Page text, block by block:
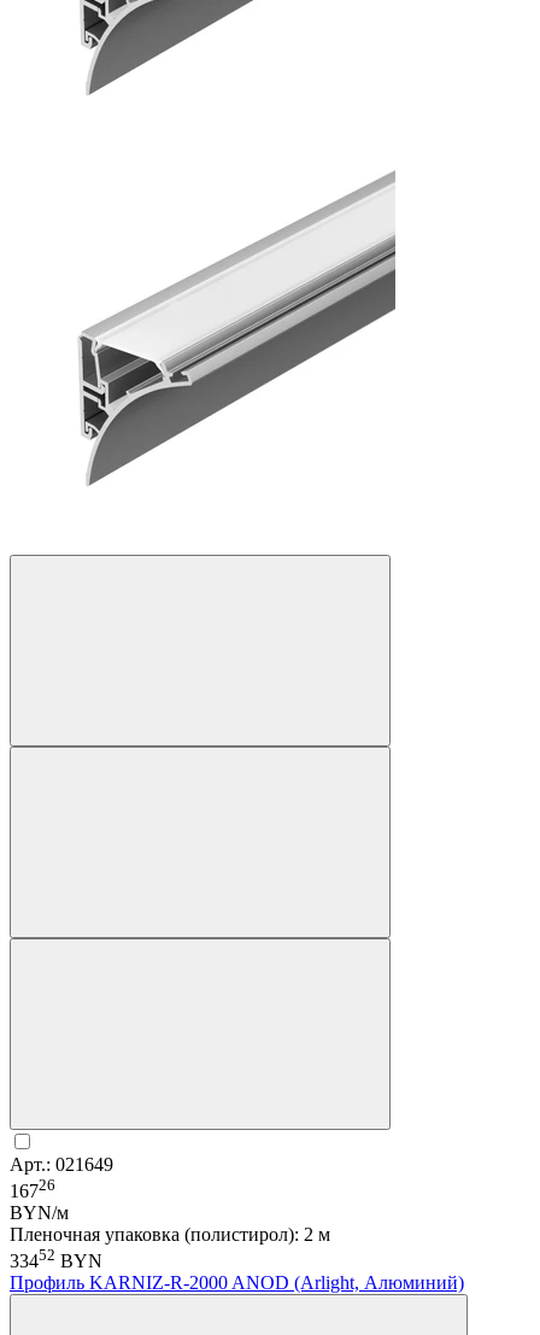
Арт.: 021649
16726
BYN/м
Пленочная упаковка (полистирол): 2 м
33452 BYN
Профиль KARNIZ-R-2000 ANOD (Arlight, Алюминий)